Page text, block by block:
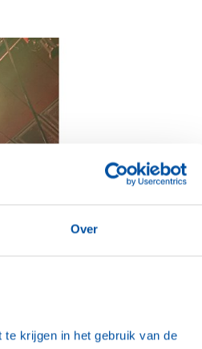
Over
krijgen in het gebruik van de